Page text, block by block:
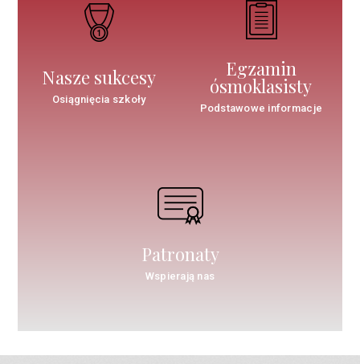
Nasze sukcesy
Osiągnięcia szkoły
Egzamin
ósmoklasisty
Podstawowe informacje
Patronaty
Wspierają nas